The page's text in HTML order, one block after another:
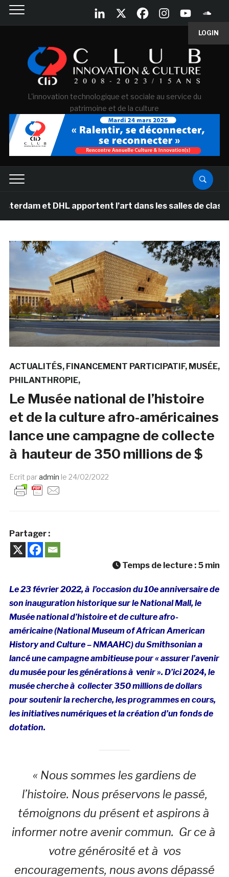
LOGIN
L'innovation technologique et sociale au service du
patrimoine et de la culture
et DHL apportent l’art dans les salles de classe des
ACTUALITÉS FINANCEMENT PARTICIPATIF MUSÉE
PHILANTHROPIE
Le Musée national de l’histoire
et de la culture afro-américaines
lance une campagne de collecte
à hauteur de 350 millions de $
Ecrit paradmin le 24/02/2022
Partager :
Temps de lecture : 5 min
Le 23 février 2022, à l’occasion du 10e anniversaire de
son inauguration historique sur le National Mall, le
Musée national d’histoire et de culture afro-
américaine (National Museum of African American
History and Culture – NMAAHC) du Smithsonian a
lancé une campagne ambitieuse pour « assurer l’avenir
du musée pour les générations à venir ». D’ici 2024, le
musée cherche à collecter 350 millions de dollars
pour soutenir la recherche, les programmes en cours,
les initiatives numériques et la création d’un fonds de
dotation.
« Nous sommes les gardiens de
l’histoire. Nous préservons le passé,
témoignons du présent et aspirons à
informer notre avenir commun. Gr ce à
votre générosité et à vos
encouragements, nous avons dépassé